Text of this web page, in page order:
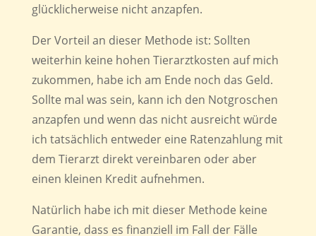
glücklicherweise nicht anzapfen.
Der Vorteil an dieser Methode ist: Sollten
weiterhin keine hohen Tierarztkosten auf mich
zukommen, habe ich am Ende noch das Geld.
Sollte mal was sein, kann ich den Notgroschen
anzapfen und wenn das nicht ausreicht würde
ich tatsächlich entweder eine Ratenzahlung mit
dem Tierarzt direkt vereinbaren oder aber
einen kleinen Kredit aufnehmen.
Natürlich habe ich mit dieser Methode keine
Garantie, dass es finanziell im Fall der Fälle